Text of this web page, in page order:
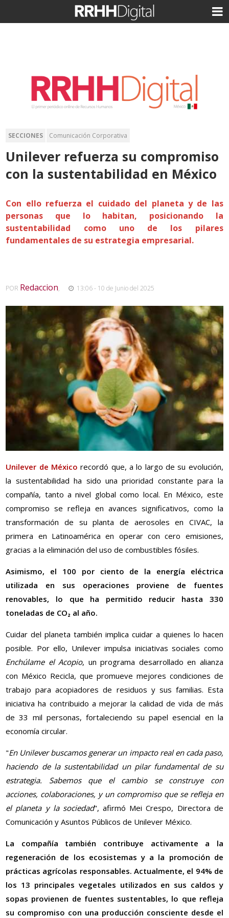
SECCIONES Comunicación Corporativa
Unilever refuerza su compromiso
con la sustentabilidad en México
Con ello refuerza el cuidado del planeta y de las
personas que lo habitan, posicionando la
sustentabilidad como uno de los pilares
fundamentales de su estrategia empresarial.
POR Redaccion, 13:06 - 10 de Junio del 2025
Unilever de México recordó que, a lo largo de su evolución,
la sustentabilidad ha sido una prioridad constante para la
compañía, tanto a nivel global como local. En México, este
compromiso se refleja en avances significativos, como la
transformación de su planta de aerosoles en CIVAC, la
primera en Latinoamérica en operar con cero emisiones,
gracias a la eliminación del uso de combustibles fósiles.
Asimismo, el 100 por ciento de la energía eléctrica
utilizada en sus operaciones proviene de fuentes
renovables, lo que ha permitido reducir hasta 330
toneladas de CO₂ al año.
Cuidar del planeta también implica cuidar a quienes lo hacen
posible. Por ello, Unilever impulsa iniciativas sociales como
Enchúlame el Acopio, un programa desarrollado en alianza
con México Recicla, que promueve mejores condiciones de
trabajo para acopiadores de residuos y sus familias. Esta
iniciativa ha contribuido a mejorar la calidad de vida de más
de 33 mil personas, fortaleciendo su papel esencial en la
economía circular.
"En Unilever buscamos generar un impacto real en cada paso,
haciendo de la sustentabilidad un pilar fundamental de su
estrategia. Sabemos que el cambio se construye con
acciones, colaboraciones, y un compromiso que se refleja en
el planeta y la sociedad", afirmó Mei Crespo, Directora de
Comunicación y Asuntos Públicos de Unilever México.
La compañía también contribuye activamente a la
regeneración de los ecosistemas y a la promoción de
prácticas agrícolas responsables. Actualmente, el 94% de
los 13 principales vegetales utilizados en sus caldos y
sopas provienen de fuentes sustentables, lo que refleja
su compromiso con una producción consciente desde el